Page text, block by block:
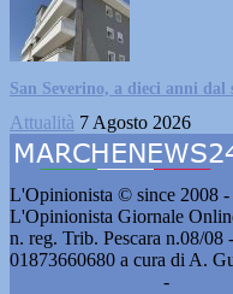
San Severino, a dieci anni
Attualità 7 Agosto 2026
L'Opinionista © since 2008 -
L'Opinionista Giornale
n. reg. Trib. Pescara n.08/
01873660680 a cura di A.
-